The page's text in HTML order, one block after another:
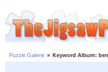
Puzzle Galerie » Keyword Album: